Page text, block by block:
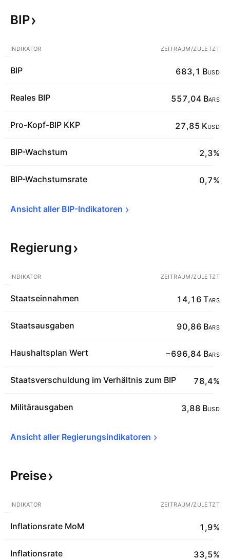
BIP
INDIKATOR ZEITRAUM/ZULETZT
BIP 683,1 BUSD
Reales BIP 557,04 BARS
Pro-Kopf-BIP KKP 27,85 KUSD
BIP-Wachstum 2,3%
BIP-Wachstumsrate 0,7%
Ansicht aller BIP-Indikatoren
Regierung
INDIKATOR ZEITRAUM/ZULETZT
Staatseinnahmen 14,16 TARS
Staatsausgaben 90,86 BARS
Haushaltsplan Wert −696,84 BARS
Staatsverschuldung im Verhältnis zum BIP 78,4%
Militärausgaben 3,88 BUSD
Ansicht aller Regierungsindikatoren
Preise
INDIKATOR ZEITRAUM/ZULETZT
Inflationsrate MoM 1,9%
Inflationsrate 33,5%